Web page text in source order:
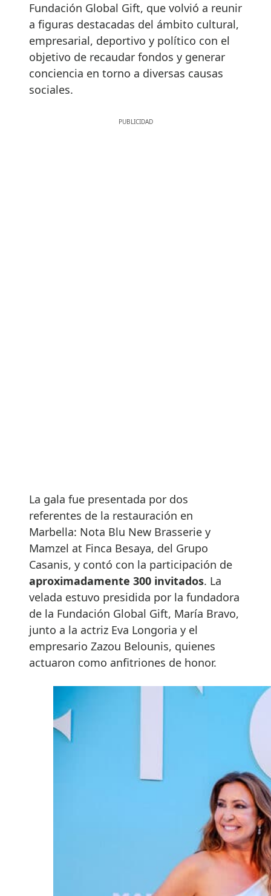
Fundación Global Gift, que volvió a reunir
a figuras destacadas del ámbito cultural,
empresarial, deportivo y político con el
objetivo de recaudar fondos y generar
conciencia en torno a diversas causas
sociales.
La gala fue presentada por dos
referentes de la restauración en
Marbella: Nota Blu New Brasserie y
Mamzel at Finca Besaya, del Grupo
Casanis, y contó con la participación de
aproximadamente 300 invitados. La
velada estuvo presidida por la fundadora
de la Fundación Global Gift, María Bravo,
junto a la actriz Eva Longoria y el
empresario Zazou Belounis, quienes
actuaron como anfitriones de honor.